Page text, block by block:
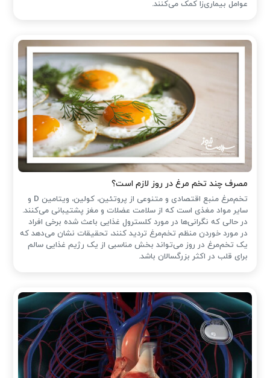
عوامل بیماری‌زا کمک می‌کنند.
مصرف چند تخم مرغ در روز لازم است؟
تخم‌مرغ منبع اقتصادی و متنوعی از پروتئین، کولین، ویتامین D و
سایر مواد مغذی است که از سلامت عضلات و مغز پشتیبانی می‌کنند.
در حالی که نگرانی‌ها در مورد کلسترول غذایی باعث شده ‌برخی افراد
در مورد خوردن منظم تخم‌مرغ تردید کنند، تحقیقات نشان می‌دهد که
یک تخم‌مرغ در روز می‌تواند بخش مناسبی از یک رژیم غذایی سالم
برای قلب در اکثر بزرگسالان باشد.